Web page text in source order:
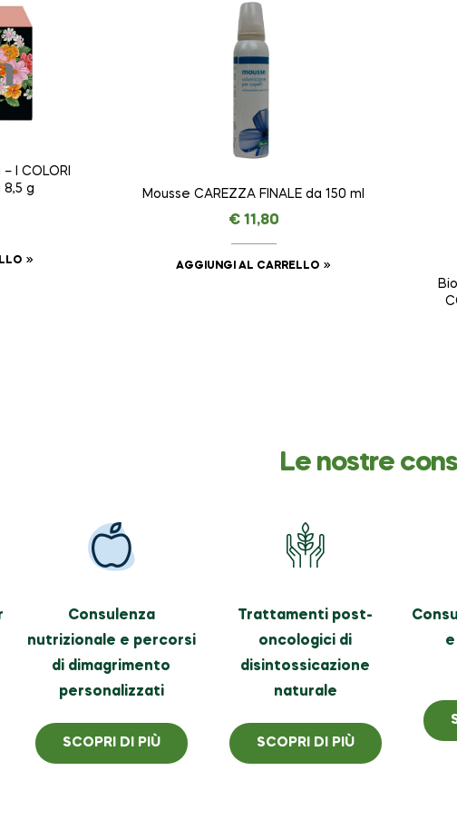
I COLORI
8,5 g
Mousse CAREZZA FINALE da 150 ml
€11,80
AGGIUNGI AL CARRELLO
Le nostre
Consulenza
nutrizionale e percorsi
di dimagrimento
personalizzati
SCOPRI DI PIÙ
Trattamenti post-
oncologici di
disintossicazione
naturale
SCOPRI DI PIÙ